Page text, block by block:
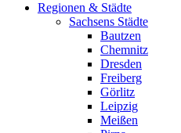
Regionen & Städte
Sachsens Städte
Bautzen
Chemnitz
Dresden
Freiberg
Görlitz
Leipzig
Meißen